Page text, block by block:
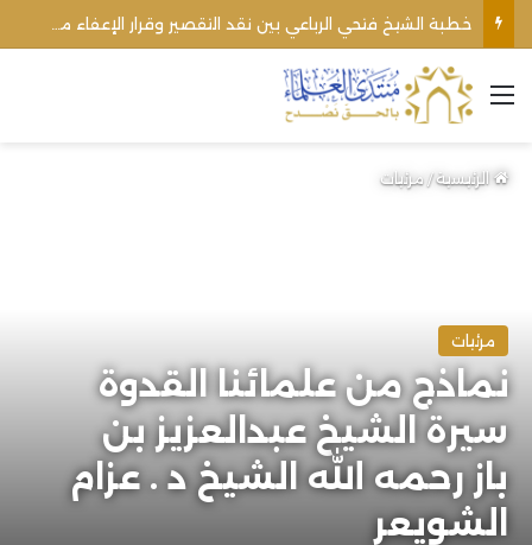
القائمة
الرئيسية/مرئيات
مرئيات
نماذج من علمائنا القدوة
سيرة الشيخ عبدالعزيز بن
باز رحمه الله الشيخ د . عزام
الشويعر